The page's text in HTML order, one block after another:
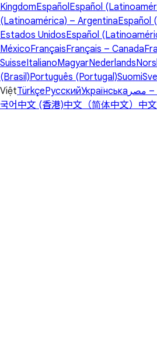
KingdomEspañolEspañol
(Latinoamérica) – ArgentinaEspañol
Estados UnidosEspañol
MéxicoFrançaisFrançais – Canada
SuisseItalianoMagyarNederlands
(Brasil)Português (Portugal)Suomi
ViệtTürkçeРусскийУкраїнська – مصر
국어 中文 (香港)中文（简体中文） 中